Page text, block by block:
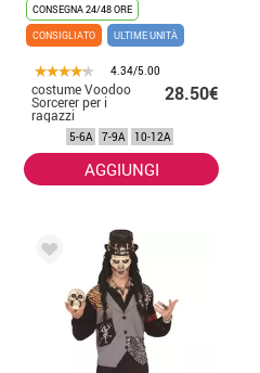
CONSEGNA 24/48 ORE
CONSIGLIATO
ULTIME UNITÀ
4.34/5.00
costume Voodoo
Sorcerer per i
ragazzi
28.50€
5-6A 7-9A 10-12A
AGGIUNGI